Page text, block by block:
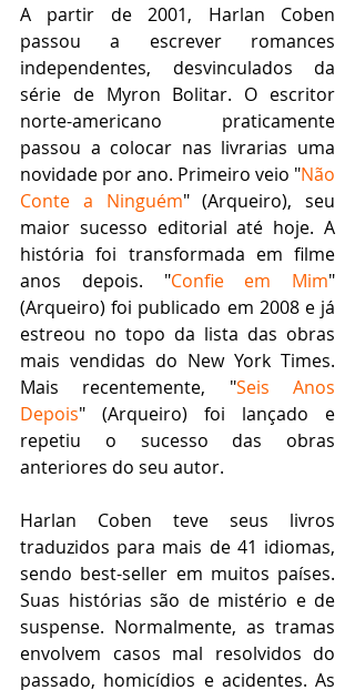
A partir de 2001, Harlan Coben
passou a escrever romances
independentes, desvinculados da
série de Myron Bolitar. O escritor
norte-americano praticamente
passou a colocar nas livrarias uma
novidade por ano. Primeiro veio "Não
Conte a Ninguém" (Arqueiro), seu
maior sucesso editorial até hoje. A
história foi transformada em filme
anos depois. "Confie em Mim"
(Arqueiro) foi publicado em 2008 e já
estreou no topo da lista das obras
mais vendidas do New York Times.
Mais recentemente, "Seis Anos
Depois" (Arqueiro) foi lançado e
repetiu o sucesso das obras
anteriores do seu autor.
Harlan Coben teve seus livros
traduzidos para mais de 41 idiomas,
sendo best-seller em muitos países.
Suas histórias são de mistério e de
suspense. Normalmente, as tramas
envolvem casos mal resolvidos do
passado, homicídios e acidentes. As